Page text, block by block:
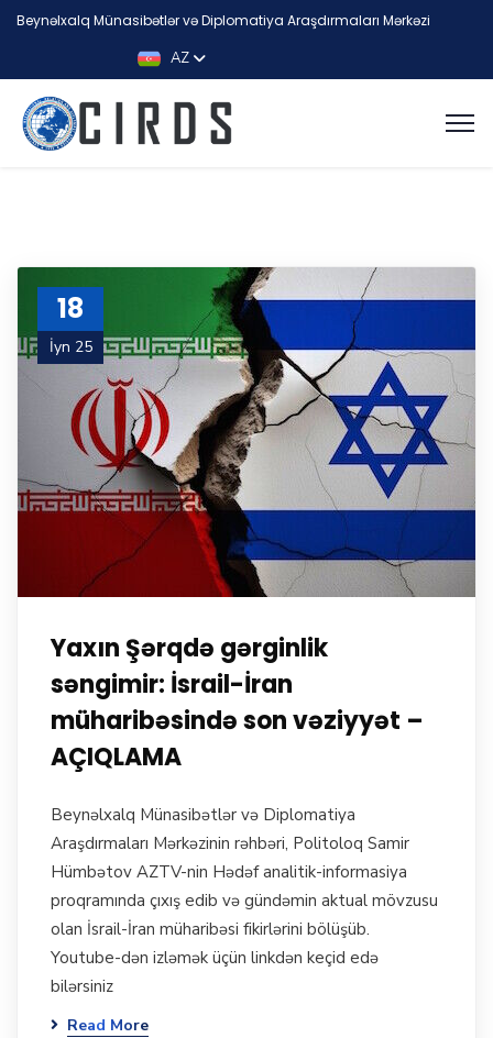
Beynəlxalq Münasibətlər və Diplomatiya Araşdırmaları Mərkəzi
AZ
18
İyn 25
Yaxın Şərqdə gərginlik
səngimir: İsrail-İran
müharibəsində son vəziyyət –
AÇIQLAMA
Beynəlxalq Münasibətlər və Diplomatiya
Araşdırmaları Mərkəzinin rəhbəri, Politoloq Samir
Hümbətov AZTV-nin Hədəf analitik-informasiya
proqramında çıxış edib və gündəmin aktual mövzusu
olan İsrail-İran müharibəsi fikirlərini bölüşüb.
Youtube-dən izləmək üçün linkdən keçid edə
bilərsiniz
Read More